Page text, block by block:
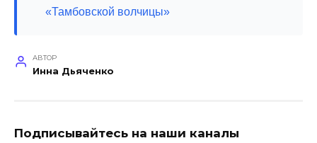
«Тамбовской волчицы»
АВТОР
Инна Дьяченко
Подписывайтесь на наши каналы